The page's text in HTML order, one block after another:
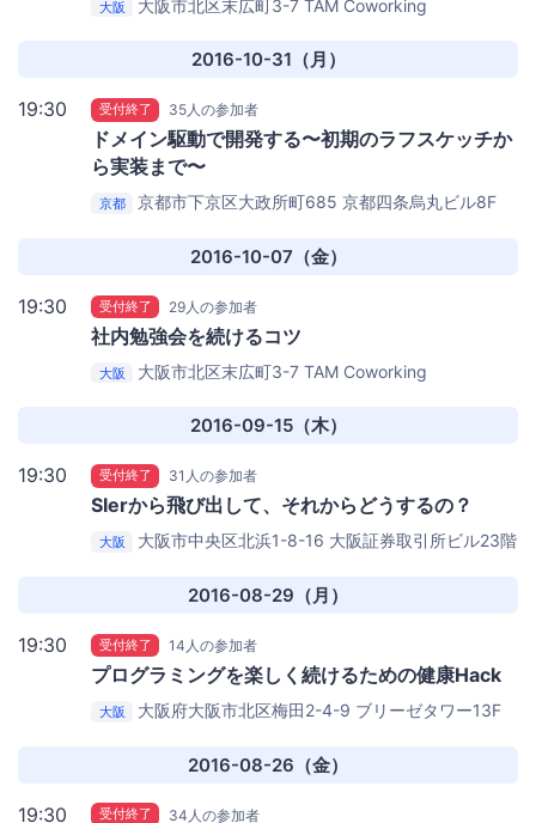
大阪 大阪市北区末広町3-7 TAM Coworking
2016-10-31（月）
19:30 受付終了 35人の参加者
ドメイン駆動で開発する〜初期のラフスケッチか
ら実装まで〜
京都
京都市下京区大政所町685 京都四条烏丸ビル8F
2016-10-07（金）
19:30 受付終了 29人の参加者
社内勉強会を続けるコツ
大阪 大阪市北区末広町3-7 TAM Coworking
2016-09-15（木）
19:30 受付終了 31人の参加者
SIerから飛び出して、それからどうするの？
大阪
大阪市中央区北浜1-8-16 大阪証券取引所ビル23階
2016-08-29（月）
19:30 受付終了 14人の参加者
プログラミングを楽しく続けるための健康Hack
大阪
大阪府大阪市北区梅田2-4-9 ブリーゼタワー13F
2016-08-26（金）
19:30 受付終了 34人の参加者